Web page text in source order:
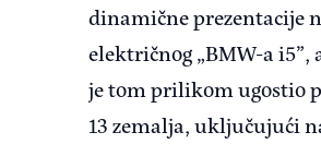
dinamične prezentacije
električnog „BMW-a
je tom prilikom ugostio
13 zemalja, uključujući